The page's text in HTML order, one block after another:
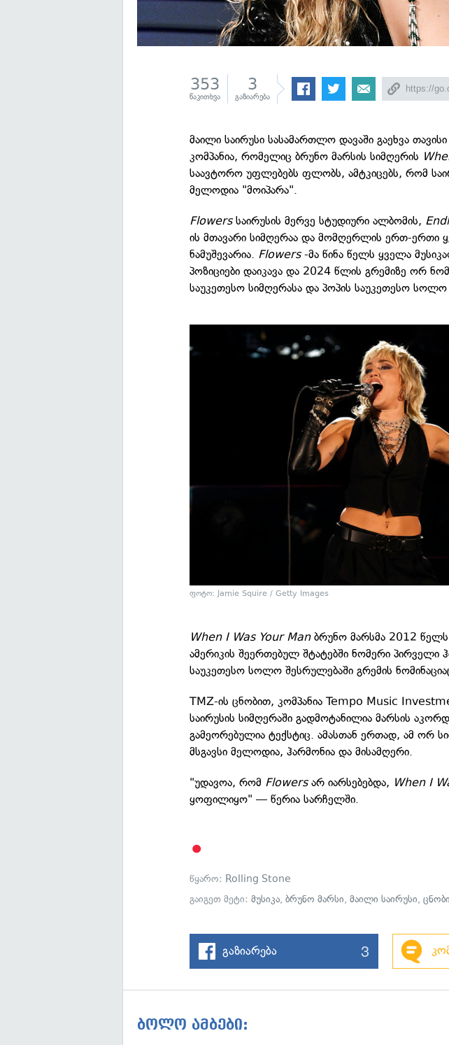
353
წაკითხვა
3
გაზიარება
მაილი საირუსი სასამართლო დავაში გაეხვა თავისი
კომპანია, რომელიც ბრუნო მარსის სიმღერის
საავტორო უფლებებს ფლობს, ამტკიცებს, რომ
მელოდია "მოიპარა".
Flowersსაირუსის მერვე სტუდიური ალბომის,
ის მთავარი სიმღერაა და მომღერლის ერთ-ერთი
ნამუშევარია. Flowers-მა წინა წელს ყველა
პოზიციები დაიკავა და 2024 წლის გრემიზე ორ
საუკეთესო სიმღერასა და პოპის საუკეთესო სოლო
ფოტო: Jamie Squire / Getty Images
When I Was Your Manბრუნო მარსმა 2012 წელს
ამერიკის შეერთებულ შტატებში ნომერი პირველი
საუკეთესო სოლო შესრულებაში გრემის
TMZ-ის ცნობით, კომპანია Tempo Music
საირუსის სიმღერაში გადმოტანილია მარსის
გამეორებულია ტექსტიც. ამასთან ერთად, ამ ორ
მსგავსი მელოდია, ჰარმონია და მისამღერი.
"უდავოა, რომ Flowersარ იარსებებდა, When I
ყოფილიყო" — წერია სარჩელში.
წყარო: Rolling Stone
გაიგეთ მეტი:მუსიკა,ბრუნო მარსი,მაილი საირუსი,
გაზიარება 3
ბოლო ამბები: